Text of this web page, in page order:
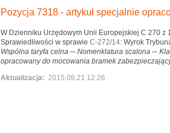
Pozycja 7318 - artykuł specjalnie
W Dzienniku Urzędowym Unii Europejskiej C 270 z
Sprawiedliwości w sprawie C-272/14: Wyrok
Wspólna taryfa celna ─ Nomenklatura scalona ─
opracowany do mocowania bramek
Aktualizacja: 2015.08.21 12:26